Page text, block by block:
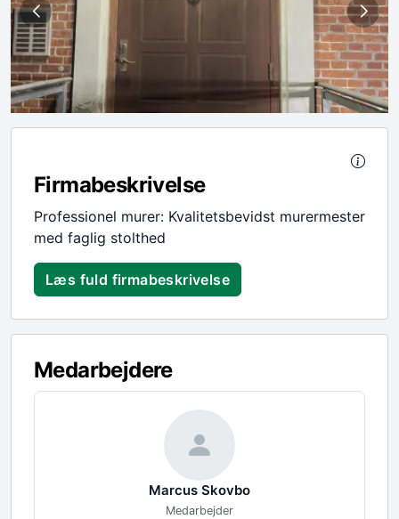
Firmabeskrivelse
Professionel murer: Kvalitetsbevidst murermester
med faglig stolthed
Læs fuld firmabeskrivelse
Medarbejdere
Marcus Skovbo
Medarbejder